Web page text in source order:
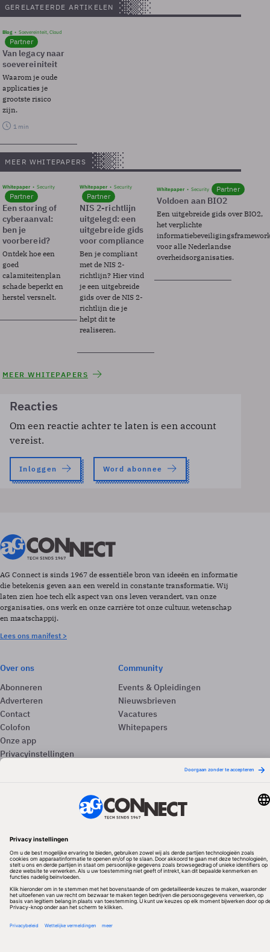
GERELATEERDE ARTIKELEN
Blog Soevereinteit, Cloud
Partner
Van legacy naar
soevereiniteit
Waarom je oude
applicaties je
grootste risico
zijn.
1 min
MEER WHITEPAPERS
Whitepaper Security
Partner
Een storing of
cyberaanval:
ben je
voorbereid?
Ontdek hoe een
goed
calamiteitenplan
schade beperkt en
herstel versnelt.
Whitepaper Security
Partner
NIS 2-richtlijn
uitgelegd: een
uitgebreide gids
voor compliance
Ben je compliant
met de NIS 2-
richtlijn? Hier vind
je een uitgebreide
gids over de NIS 2-
richtlijn die je
helpt dit te
realiseren.
Whitepaper Security Partner
Voldoen aan BIO2
Een uitgebreide gids over BIO2,
het verplichte
voor alle Nederlandse
overheidsorganisaties.
MEER WHITEPAPERS
Reacties
Om een reactie achter te laten is een account
vereist.
Inloggen Word abonnee
AG Connect is sinds 1967 de essentiële bron van ideeën en informatie
die betekenis geven aan een wereld in constante transformatie. Wij
laten zien hoe tech elk aspect van ons leven verandert, van onze
organisaties, ons werk en onze carrière tot onze cultuur, wetenschap
en maatschappij.
Lees ons manifest >
Over ons
Abonneren
Adverteren
Contact
Colofon
Onze app
Privacyinstellingen
Community
Events & Opleidingen
Nieuwsbrieven
Vacatures
Whitepapers
Algemene Voorwaarden & Copyrights
Privacy & Cookies